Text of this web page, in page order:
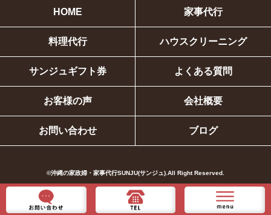
HOME 家事代行
料理代行 ハウスクリーニング
サンジュギフト券 よくある質問
お客様の声 会社概要
お問い合わせ ブログ
©︎沖縄の家政婦・家事代行SUNJU(サンジュ).All Right Reserved.